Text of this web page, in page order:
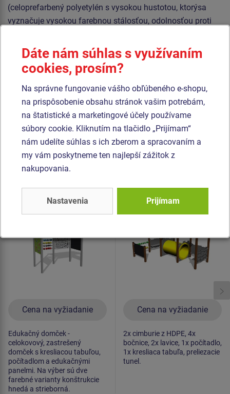
(celoprefarbený polyetylén s vysokou hustotou, ktorýsa
vyznačuje vysokou farebnou stálosťou, odolnosťou proti
nehrozí tak žiadne nebezpečenstvo zranenia detí ostrými
úlomkami). Strecha a kresliaca tabuľa sú vyrobené z HPL
(Vysokotlakový laminát, ktorý sa vyznačuje vysokou
farebnou stálosťou, odolnosťou proti UV žiareniu a
olnosťou proti vode). Všetok spojovací materiál je
pozinkovaný alebo nerezový.
Podobnýtovar
Produkt - EDP-6403K-10
Edukačný domček -
celokovový
Cena na vyžiadanie
Edukačný domček -
celokovový, zastrešený
domček s kresliacou tabuľou,
počítadlom a edukačnými
panelmi. Na výber sú dve
farebné varianty konštrukcie
hnedá a strieborná.
Domček - celokovový
Cena na vyžiadanie
2x cimburie z HDPE, 4x
bočnice, 2x lavice, 1x počítadlo,
1x kresliaca tabuľa, preliezacie
tunel.
Dáte nám súhlas s využívaním
cookies, prosím?
Na správne fungovanie vášho obľúbeného e-shopu,
na prispôsobenie obsahu stránok vašim potrebám,
na štatistické a marketingové účely používame
súbory cookie. Kliknutím na tlačidlo „Prijímam“
nám udelíte súhlas s ich zberom a spracovaním a
my vám poskytneme ten najlepší zážitok z
nakupovania.
Nastavenia Prijímam